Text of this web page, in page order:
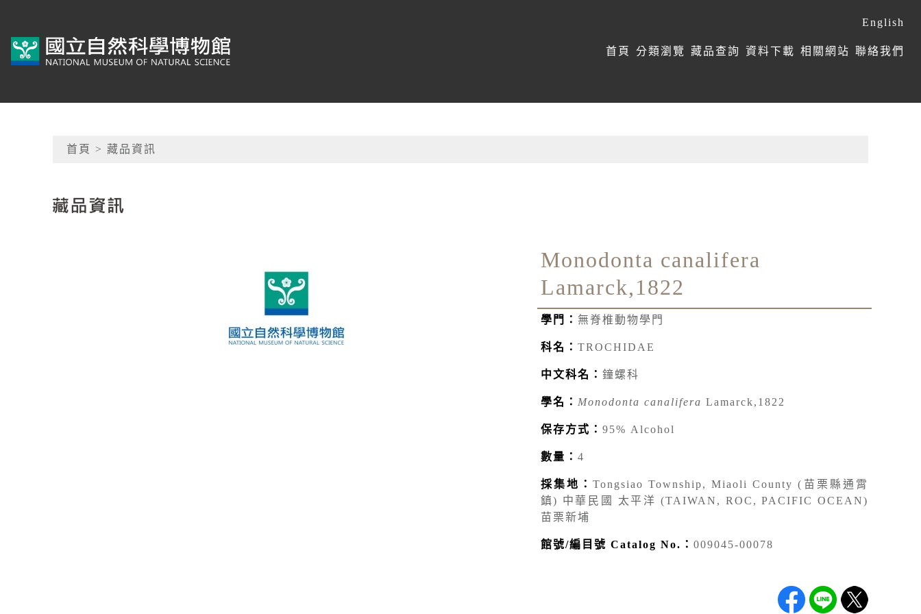
典藏網-國立自然科學博物館
網頁導覽
首頁 分類瀏覽 藏品查詢 資料下載 相關網站 聯絡我們
English
首頁 > 藏品資訊
Monodonta canalifera
Lamarck,1822
學門： 無脊椎動物學門
科名： TROCHIDAE
中文科名： 鐘螺科
學名： Monodonta canalifera Lamarck,1822
保存方式： 95% Alcohol
數量： 4
採集地：Tongsiao Township, Miaoli County (苗栗縣通霄
鎮) 中華民國 太平洋 (TAIWAN, ROC, PACIFIC OCEAN)
苗栗新埔
館號/編目號 Catalog No.： 009045-00078